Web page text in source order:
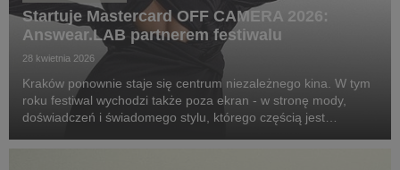
Startuje Mastercard OFF CAMERA 2026:
Answear.LAB partnerem festiwalu
28 kwietnia 2026
Kraków ponownie staje się centrum niezależnego kina. W tym
roku festiwal wychodzi także poza ekran - w stronę mody,
doświadczeń i świadomego stylu, którego częścią jest